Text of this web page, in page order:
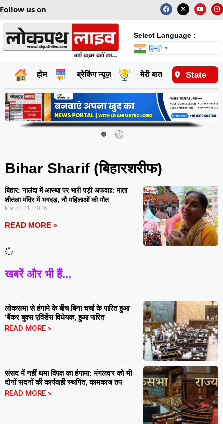
Follow us on
Select Language :
हिन्दी ▼
होम ब्रेकिंग न्यूज़ मेरी बात राष्ट्रीय
State
Bihar Sharif (बिहारशरीफ)
बिहार: नालंदा में आस्था पर भारी पड़ी अफवाह: माता
शीतला मंदिर में भगदड़, नौ महिलाओं की मौत
March 31, 2026
READ MORE »
खबरें और भी हैं...
लोकसभा से हंगामे के बीच बिना चर्चा के पारित हुआ
‘बैंकर बुक्स एविडेंस विधेयक, हुआ पारित
READ MORE »
संसद में नहीं थमा विपक्ष का हंगामा: मंगलवार को भी
दोनों सदनों की कार्यवाही स्थगित, कामकाज ठप
READ MORE »